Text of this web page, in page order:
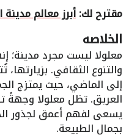
مقترح لك:أبرز معالم مدينة
الخلاصه
معلولا ليست مجرد مدينة؛
والتنوع الثقافي.
إلى الماضي، حيث يمتزج
العريق. تظل معلولا وجهةً
يسعى لفهم أعمق لجذور
بجمال الطبيعة.